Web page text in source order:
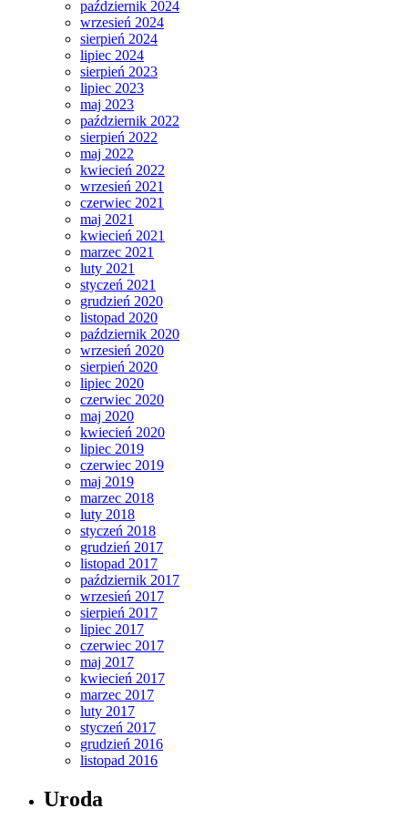
październik 2024
wrzesień 2024
sierpień 2024
lipiec 2024
sierpień 2023
lipiec 2023
maj 2023
październik 2022
sierpień 2022
maj 2022
kwiecień 2022
wrzesień 2021
czerwiec 2021
maj 2021
kwiecień 2021
marzec 2021
luty 2021
styczeń 2021
grudzień 2020
listopad 2020
październik 2020
wrzesień 2020
sierpień 2020
lipiec 2020
czerwiec 2020
maj 2020
kwiecień 2020
lipiec 2019
czerwiec 2019
maj 2019
marzec 2018
luty 2018
styczeń 2018
grudzień 2017
listopad 2017
październik 2017
wrzesień 2017
sierpień 2017
lipiec 2017
czerwiec 2017
maj 2017
kwiecień 2017
marzec 2017
luty 2017
styczeń 2017
grudzień 2016
listopad 2016
Uroda